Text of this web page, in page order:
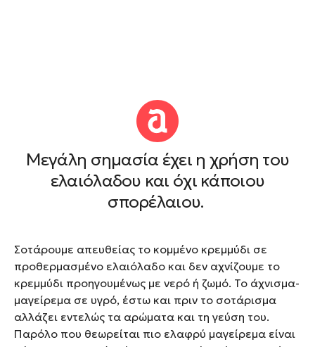
Μεγάλη σημασία έχει η χρήση του
ελαιόλαδου και όχι κάποιου
σπορέλαιου.
Σοτάρουμε απευθείας το κομμένο κρεμμύδι σε
προθερμασμένο ελαιόλαδο και δεν αχνίζουμε το
κρεμμύδι προηγουμένως με νερό ή ζωμό. Το άχνισμα-
μαγείρεμα σε υγρό, έστω και πριν το σοτάρισμα
αλλάζει εντελώς τα αρώματα και τη γεύση του.
Παρόλο που θεωρείται πιο ελαφρύ μαγείρεμα είναι